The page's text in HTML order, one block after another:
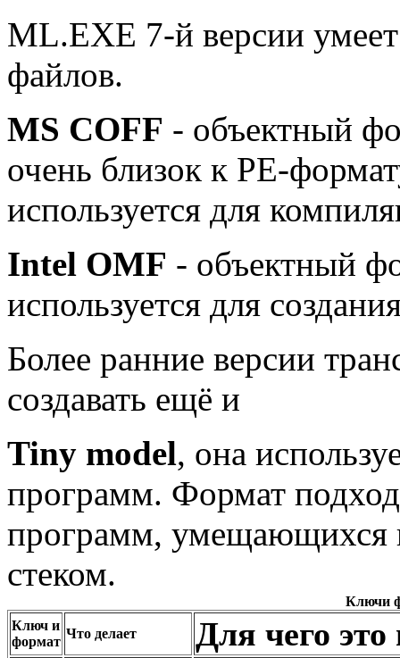
ML.EXE 7-й версии умеет
файлов.
MS COFF - объектный
очень близок к PE-
используется для
Intel OMF - объектный
используется для
Более ранние версии
создавать ещё и
Tiny model, она
программ. Формат
программ, умещающихся
стеком.
Ключи
Ключ и
формат
Что делает Для чего